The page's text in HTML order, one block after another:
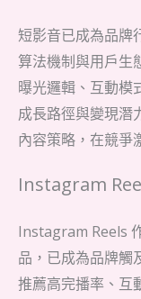
短影音已成為品牌
算法機制與用戶生
曝光邏輯、互動模
成長路徑與變現潛
內容策略，在競爭
Instagram
Instagram Reels
品，已成為品牌觸
推薦高完播率、互